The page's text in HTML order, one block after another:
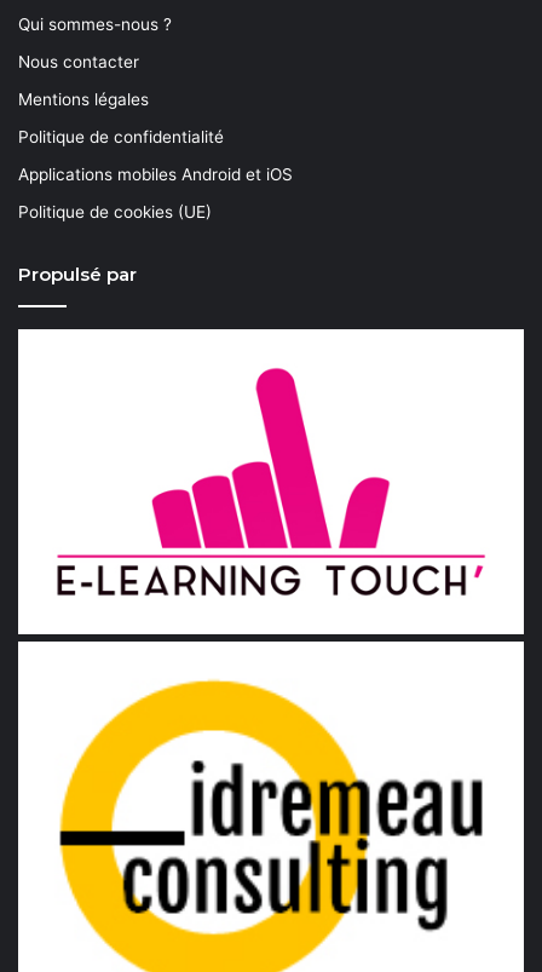
Qui sommes-nous ?
Nous contacter
Mentions légales
Politique de confidentialité
Applications mobiles Android et iOS
Politique de cookies (UE)
Propulsé par